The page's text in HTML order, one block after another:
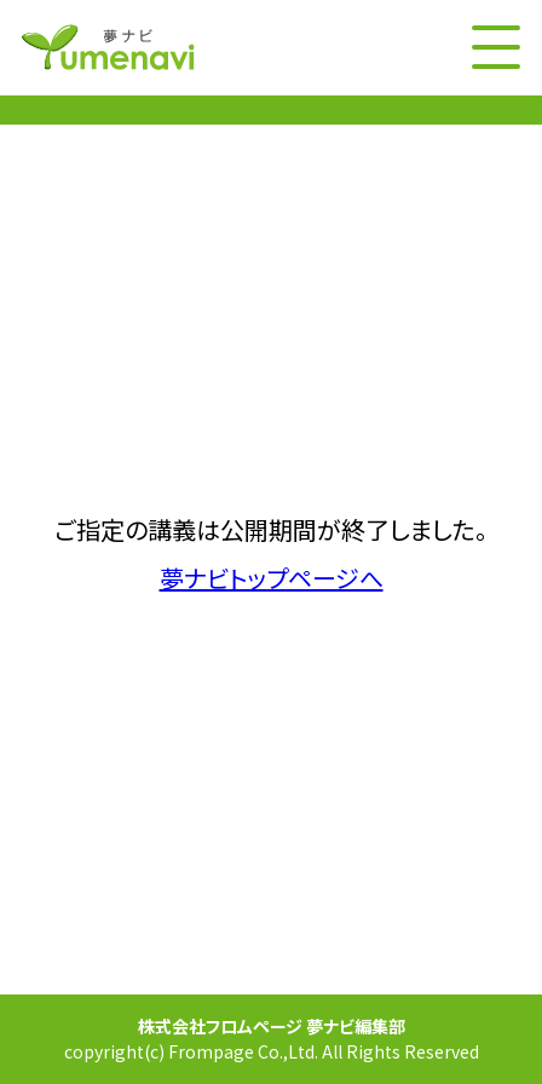
ご指定の講義は公開期間が終了しました。
夢ナビトップページへ
株式会社フロムページ 夢ナビ編集部
copyright(c) Frompage Co.,Ltd. All Rights Reserved